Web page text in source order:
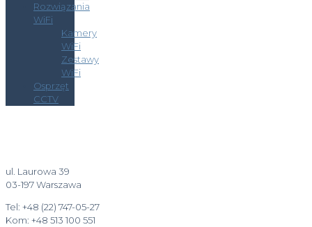
Rozwiązania
WiFi
Kamery
WiFi
Zestawy
WiFi
Osprzęt
CCTV
ul. Laurowa 39
03-197 Warszawa
Tel: +48 (22) 747-05-27
Kom: +48 513 100 551